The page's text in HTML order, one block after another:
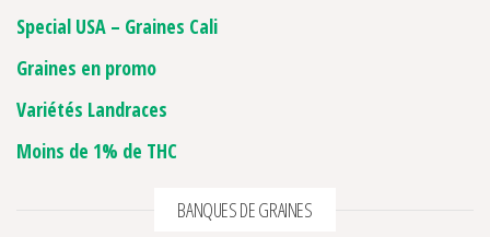
Special USA – Graines Cali
Graines en promo
Variétés Landraces
Moins de 1% de THC
BANQUES DE GRAINES